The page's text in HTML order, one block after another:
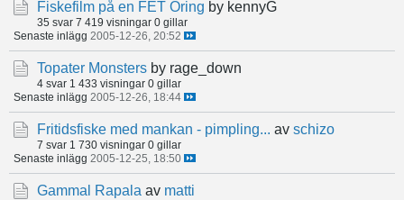
Fiskefilm på en FET Öring by kennyG
35 svar 7 419 visningar 0 gillar
Senaste inlägg 2005-12-26, 20:52
Topater Monsters by rage_down
4 svar 1 433 visningar 0 gillar
Senaste inlägg 2005-12-26, 18:44
Fritidsfiske med mankan - pimpling... av schizo
7 svar 1 730 visningar 0 gillar
Senaste inlägg 2005-12-25, 18:50
Gammal Rapala av matti